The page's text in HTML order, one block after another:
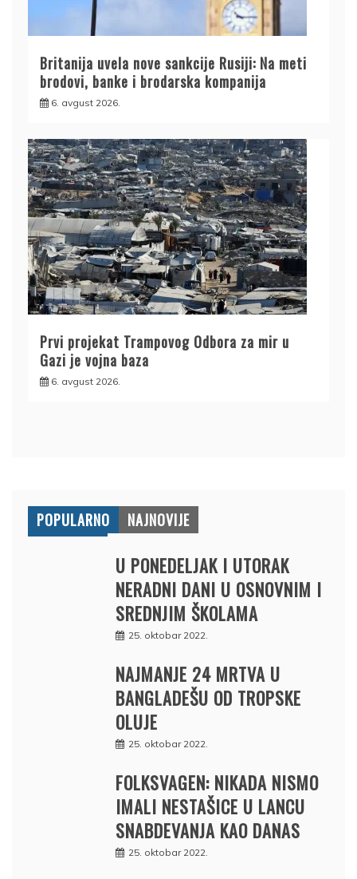
Britanija uvela nove sankcije Rusiji: Na meti
brodovi, banke i brodarska kompanija
6. avgust 2026.
Prvi projekat Trampovog Odbora za mir u
Gazi je vojna baza
6. avgust 2026.
POPULARNO NAJNOVIJE
U PONEDELJAK I UTORAK
NERADNI DANI U OSNOVNIM I
SREDNJIM ŠKOLAMA
25. oktobar 2022.
NAJMANJE 24 MRTVA U
BANGLADEŠU OD TROPSKE
OLUJE
25. oktobar 2022.
FOLKSVAGEN: NIKADA NISMO
IMALI NESTAŠICE U LANCU
SNABDEVANJA KAO DANAS
25. oktobar 2022.